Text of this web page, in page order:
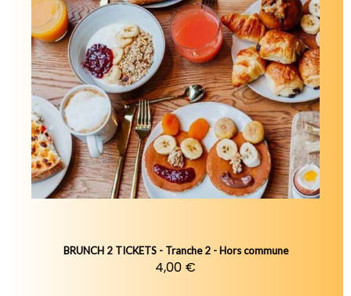
BRUNCH 2 TICKETS - Tranche 2 - Hors commune
4,00 €